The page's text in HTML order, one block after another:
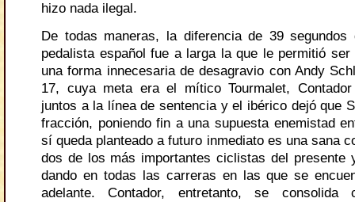
hizo nada ilegal.
De todas maneras, la diferencia de 39
pedalista español fue a larga la que le permitió ser
una forma innecesaria de desagravio con Andy
17, cuya meta era el mítico Tourmalet,
juntos a la línea de sentencia y el ibérico dejó que
fracción, poniendo fin a una supuesta enemistad
sí queda planteado a futuro inmediato es una sana
dos de los más importantes ciclistas del presente
dando en todas las carreras en las que se
adelante. Contador, entretanto, se